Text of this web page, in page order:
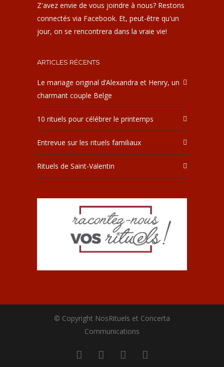
Z'avez envie de vous joindre à nous? Restons
connectés via Facebook. Et, peut-être qu'un
jour, on se rencontrera dans la vraie vie!
ARTICLES RÉCENTS
Le mariage original d’Alexandra et Henry, un
charmant couple Belge
10 rituels pour célébrer le printemps
Entrevue sur les rituels familiaux
Rituels de Saint-Valentin
© Copyright NosRituels et Concerta
Communications